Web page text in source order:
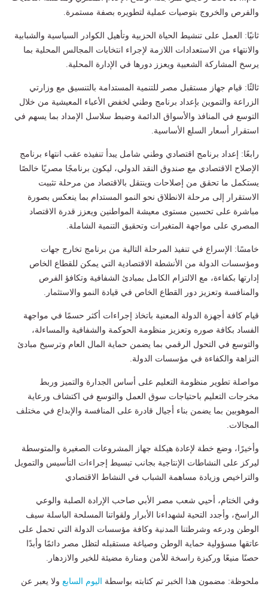
والفرص والخروج بتوصيات عملية لتطويره بصفة مستمرة.
ثانيًا: العمل على تنشيط الحياة الحزبية وتأهيل الكوادر السياسية والشبابية
والانتهاء من الاستعدادات اللازمة لإجراء انتخابات المجالس المحلية بما
يرسخ المشاركة الشعبية ويعزز دورها في الإدارة المحلية.
ثالثًا: قيام جهاز مستقبل مصر للتنمية المستدامة بالتنسيق مع وزارتي
الزراعة والتموين بإعداد برنامج وطني لخفض الأعباء المعيشية من خلال
التوسع في المنافذ والأسواق الدائمة وضبط سلاسل الإمداد بما يسهم في
استقرار أسعار السلع الأساسية.
رابعًا: إعداد برنامج اقتصادي وطني شامل يبدأ تنفيذه عقب انتهاء برنامج
الإصلاح الاقتصادي مع صندوق النقد الدولي، ليكون برنامجًا مصريًا خالصًا
يستكمل ما تحقق من إصلاحات وينتقل بالاقتصاد من مرحلة تثبيت
الاستقرار إلى مرحلة الانطلاق نحو النمو المستدام بما ينعكس بصورة
مباشرة على تحسين مستوى معيشة المواطنين ويعزز قدرة الاقتصاد
المصري على مواجهة المتغيرات وتحقيق التنمية الشاملة.
خامسًا: الإسراع في تنفيذ المرحلة التالية من برنامج تخارج جهات
ومؤسسات الدولة من الأنشطة الاقتصادية التي يمكن للقطاع الخاص
إدارتها بكفاءة، مع الالتزام الكامل بمبادئ الشفافية وتكافؤ الفرص
والمنافسة وتعزيز دور القطاع الخاص في قيادة النمو والاستثمار.
قيام كافة أجهزة الدولة المعنية باتخاذ إجراءات أكثر حسمًا في مواجهة
الفساد بكافة صوره وتعزيز منظومة الحوكمة والشفافية والمساءلة،
والتوسع في التحول الرقمي بما يضمن حماية المال العام وترسيخ مبادئ
النزاهة والكفاءة في مؤسسات الدولة.
مواصلة تطوير منظومة التعليم على أساس الجدارة والتميز وربط
مخرجات التعليم باحتياجات سوق العمل والتوسع في اكتشاف ورعاية
الموهوبين بما يضمن بناء أجيال قادرة على المنافسة والإبداع في مختلف
المجالات.
وأخيرًا، وضع خطة لإعادة هيكلة جهاز المشروعات الصغيرة والمتوسطة
ليركز على النشاطات الإنتاجية بجانب تبسيط إجراءات التأسيس والتمويل
والتراخيص وزيادة مساهمة الشباب في النشاط الاقتصادي
وفي الختام، أحيي شعب مصر الأبي صاحب الإرادة الصلبة والوعي
الراسخ، وأجدد التحية لشهداءنا الأبرار ولقواتنا المسلحة الباسلة سيف
الوطن ودرعه وشرطتنا المدنية وكافة مؤسسات الدولة التي تحمل على
عاتقها مسؤولية حماية الوطن وصياغة مستقبله لتظل مصر دائمًا وأبدًا
حصنًا منيعًا وركيزة راسخة للأمن ومنارة مضيئة للخير والازدهار.
ملحوظة: مضمون هذا الخبر تم كتابته بواسطة اليوم السابع ولا يعبر عن